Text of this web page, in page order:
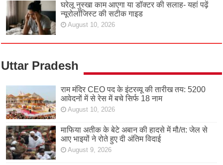
घरेलू नुस्खा काम आएगा या डॉक्टर की सलाह- यहां पढ़ें
न्यूरोलॉजिस्ट की सटीक गाइड
August 10, 2026
Uttar Pradesh
राम मंदिर CEO पद के इंटरव्यू की तारीख तय: 5200
आवेदनों में से रेस में बचे सिर्फ 18 नाम
August 10, 2026
माफिया अतीक के बेटे अबान की हादसे में मौ/त: जेल से
आए भाइयों ने रोते हुए दी अंतिम विदाई
August 9, 2026